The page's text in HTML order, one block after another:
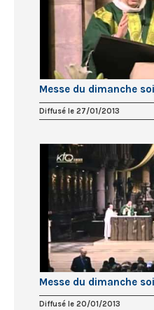
Messe du dimanche
Diffusé le 27/01/2013
Messe du dimanche
Diffusé le 20/01/2013